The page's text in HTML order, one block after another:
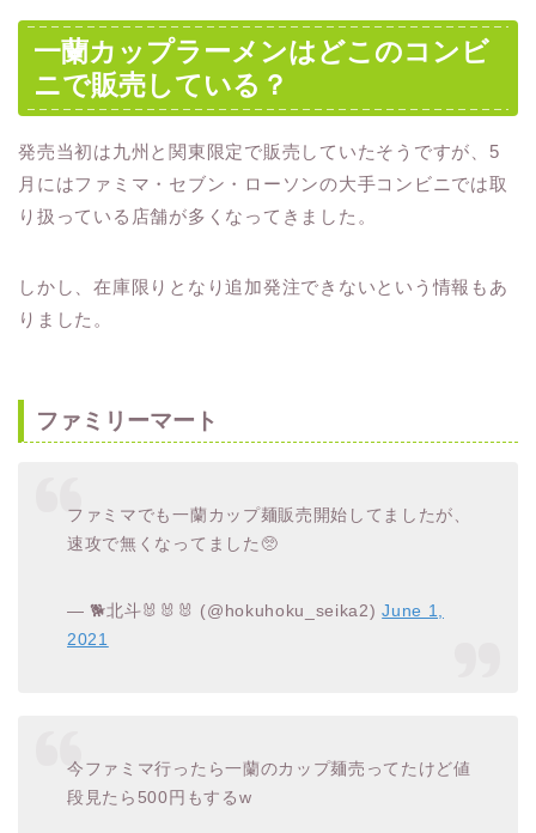
一蘭カップラーメンはどこのコンビ
ニで販売している？
発売当初は九州と関東限定で販売していたそうですが、5
月にはファミマ・セブン・ローソンの大手コンビニでは取
り扱っている店舗が多くなってきました。
しかし、在庫限りとなり追加発注できないという情報もあ
りました。
ファミリーマート
ファミマでも一蘭カップ麺販売開始してましたが、
速攻で無くなってました🥺
— 🐕北斗🐰🐰🐰 (@hokuhoku_seika2)June 1,
2021
今ファミマ行ったら一蘭のカップ麺売ってたけど値
段見たら500円もするw